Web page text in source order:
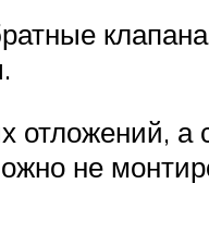
отложений, а
не